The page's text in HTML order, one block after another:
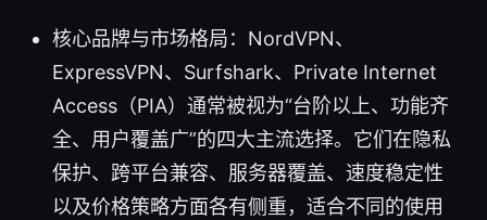
核心品牌与市场格局：NordVPN、
ExpressVPN、Surfshark、Private Internet
Access（PIA）通常被视为“台阶以上、功能齐
全、用户覆盖广”的四大主流选择。它们在隐私
保护、跨平台兼容、服务器覆盖、速度稳定性
以及价格策略方面各有侧重，适合不同的使用